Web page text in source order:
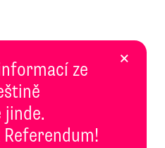
ze
jinde.
×